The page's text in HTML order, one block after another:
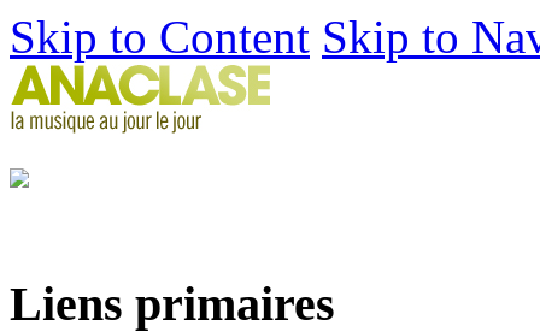
Skip to Content Skip to
Liens primaires